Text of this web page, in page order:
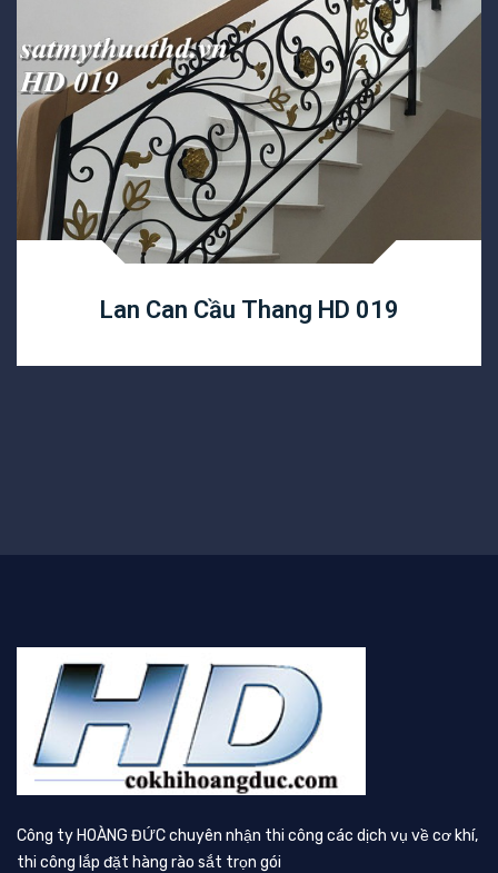
Lan Can Cầu Thang HD 019
Công ty HOÀNG ĐỨC chuyên nhận thi công các dịch vụ về cơ khí,
thi công lắp đặt hàng rào sắt trọn gói